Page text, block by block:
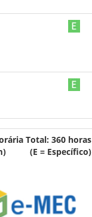
Total: 360 horas
(E = Específico)